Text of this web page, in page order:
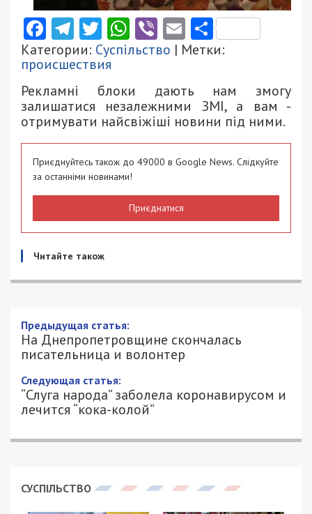
Facebook
Telegram
Twitter
WhatsApp
ViberEmail
Категории: Суспільство | Метки:
происшествия
Рекламні блоки дають нам змогу
залишатися незалежними ЗМІ, а вам -
отримувати найсвіжіші новини під ними.
Приєднуйтесь також до 49000 в Google News. Слідкуйте
за останніми новинами!
Приєднатися
Читайте також
На Днепропетровщине скончалась
писательница и волонтер
18/12/2020 - 15:40
АЛЕКСЕЙ ВАЛЕНКО - СПЕЦИАЛЬНО
ДЛЯ 49000.COM.UA
5775
Сегодня, 18 декабря, оборвалась жизнь
Наталья Хазан.